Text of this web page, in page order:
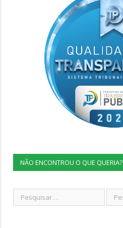
NÃO ENCONTROU O QUE QUERIA?